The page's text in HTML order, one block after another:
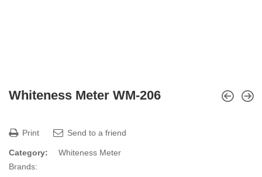
Whiteness Meter WM-206
Print Send to a friend
Category:
Whiteness Meter
Brands: